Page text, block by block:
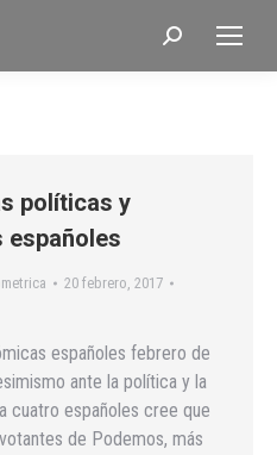
Buscar:
políticas y
españoles
20 febrero, 2017
españoles febrero de
ante la política y la
cuatro españoles cree que
de Podemos, más